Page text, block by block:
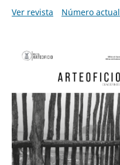
Ver revista
Número actual